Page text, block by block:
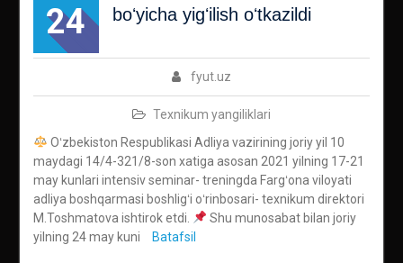
24
boʻyicha yigʻilish oʻtkazildi
fyut.uz
Texnikum yangiliklari
Oʻzbekiston Respublikasi Adliya vazirining joriy yil 10
maydagi 14/4-321/8-son xatiga asosan 2021 yilning 17-21
may kunlari intensiv seminar- treningda Fargʻona viloyati
adliya boshqarmasi boshligʻi oʻrinbosari- texnikum direktori
M.Toshmatova ishtirok etdi.
Shu munosabat bilan joriy
yilning 24 may kuni
Batafsil